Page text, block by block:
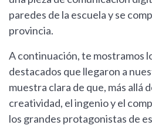
paredes de la escuela y se
provincia.
A continuación, te mostramos
destacados que llegaron a
muestra clara de que, más allá
creatividad, el ingenio y el
los grandes protagonistas de